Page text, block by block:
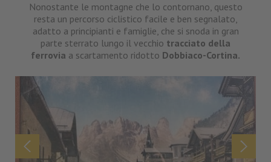
Nonostante le montagne che lo contornano, questo
resta un percorso ciclistico facile e ben segnalato,
adatto a principianti e famiglie, che si snoda in gran
parte sterrato lungo il vecchio tracciato della
ferrovia a scartamento ridotto Dobbiaco-Cortina.